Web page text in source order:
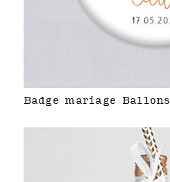
Badge mariage Ballons